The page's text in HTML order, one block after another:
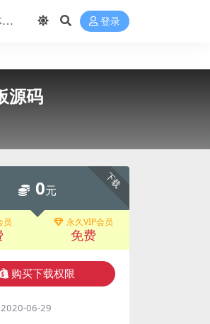
登录
源码
下载
0元
员 永久VIP会员
免费
购买下载权限
2020-06-29